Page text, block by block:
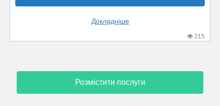
Докладніше
215
Розмістити послуги